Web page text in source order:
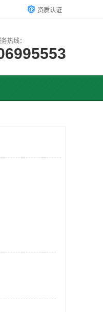
资质认证
热线：